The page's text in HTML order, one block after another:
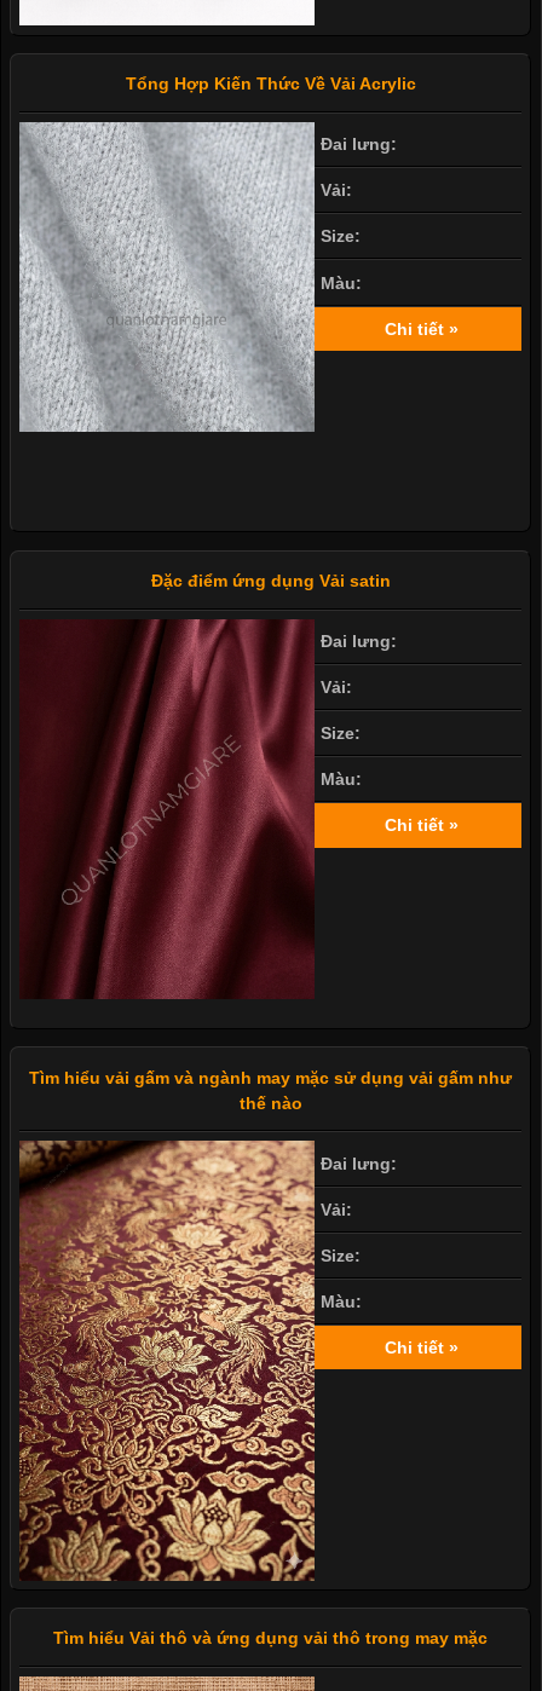
Tổng Hợp Kiến Thức Về Vải Acrylic
Đai lưng:
Vải:
Size:
Màu:
Chi tiết »
Đặc điểm ứng dụng Vải satin
Đai lưng:
Vải:
Size:
Màu:
Chi tiết »
Tìm hiểu vải gấm và ngành may mặc sử dụng vải gấm như
thế nào
Đai lưng:
Vải:
Size:
Màu:
Chi tiết »
Tìm hiểu Vải thô và ứng dụng vải thô trong may mặc